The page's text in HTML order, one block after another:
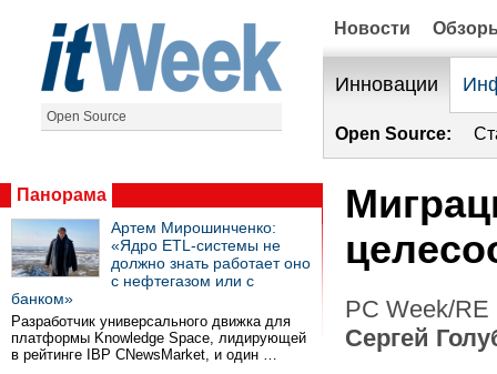
Open Source
Новости
Инновации
Open Source:
Панорама
Артем Мирошинченко:
«Ядро ETL-системы не
должно знать работает оно
с нефтегазом или с
банком»
Разработчик универсального движка для
платформы Knowledge Space, лидирующей
в рейтинге IBP CNewsMarket, и один …
PC Week/
Сергей